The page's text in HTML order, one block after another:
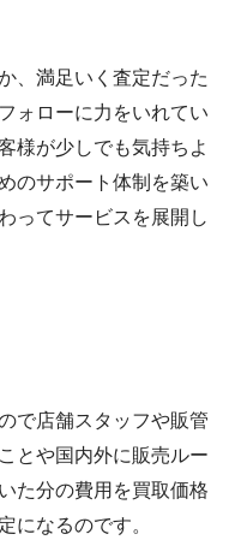
、満足いく査定だった
ォローに力をいれてい
様が少しでも気持ちよ
のサポート体制を築い
ってサービスを展開し
で店舗スタッフや販管
とや国内外に販売ルー
た分の費用を買取価格
になるのです。